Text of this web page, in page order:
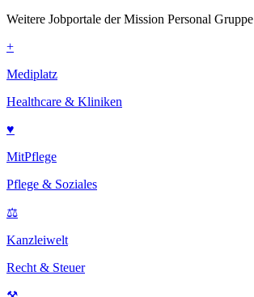
Weitere Jobportale der Mission Personal Gruppe
+
Mediplatz
Healthcare & Kliniken
♥
MitPflege
Pflege & Soziales
⚖
Kanzleiwelt
Recht & Steuer